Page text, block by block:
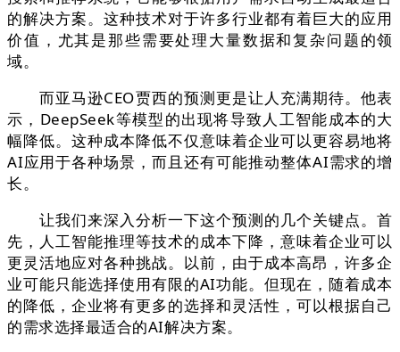
的解决方案。这种技术对于许多行业都有着巨大的应用
价值，尤其是那些需要处理大量数据和复杂问题的领
域。
而亚马逊CEO贾西的预测更是让人充满期待。他表
示，DeepSeek等模型的出现将导致人工智能成本的大
幅降低。这种成本降低不仅意味着企业可以更容易地将
AI应用于各种场景，而且还有可能推动整体AI需求的增
长。
让我们来深入分析一下这个预测的几个关键点。首
先，人工智能推理等技术的成本下降，意味着企业可以
更灵活地应对各种挑战。以前，由于成本高昂，许多企
业可能只能选择使用有限的AI功能。但现在，随着成本
的降低，企业将有更多的选择和灵活性，可以根据自己
的需求选择最适合的AI解决方案。